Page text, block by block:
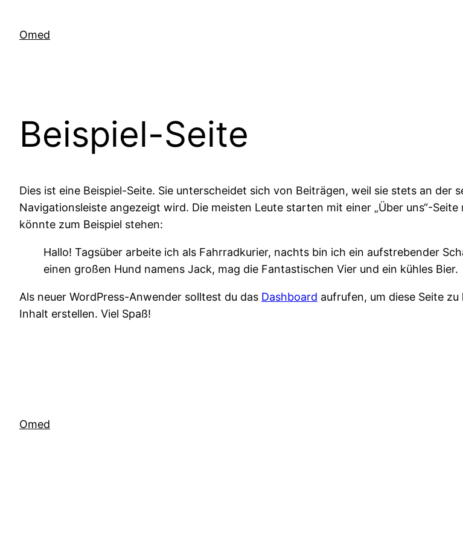
springen
Omed
Beispiel-Seite
Dies ist eine Beispiel-Seite. Sie unterscheidet sich von Beiträgen, weil sie stets an der
Navigationsleiste angezeigt wird. Die meisten Leute starten mit einer „Über uns“-
könnte zum Beispiel stehen:
Hallo! Tagsüber arbeite ich als Fahrradkurier, nachts bin ich ein aufstrebender
einen großen Hund namens Jack, mag die Fantastischen Vier und ein kühles Bier.
Als neuer WordPress-Anwender solltest du das Dashboard aufrufen, um diese Seite
Inhalt erstellen. Viel Spaß!
Omed